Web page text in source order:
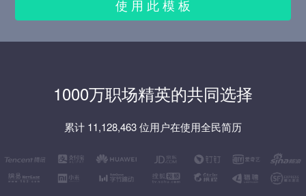
使 用 此 模 板
1000万职场精英的共同选择
累计 11,128,463 位用户在使用全民简历